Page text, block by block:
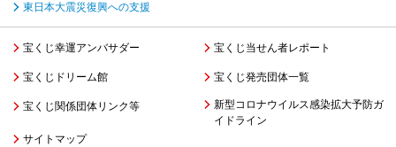
東日本大震災復興への支援
宝くじ幸運アンバサダー 宝くじ当せん者レポート
宝くじドリーム館 宝くじ発売団体一覧
宝くじ関係団体リンク等
新型コロナウイルス感染拡大予防ガ
イドライン
サイトマップ